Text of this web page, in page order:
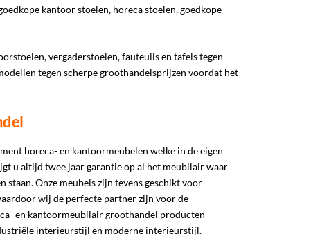
kantoor stoelen, horeca stoelen, goedkope
vergaderstoelen, fauteuils en tafels tegen
tegen scherpe groothandelsprijzen voordat het
horeca- en kantoormeubelen welke in de eigen
u altijd twee jaar garantie op al het meubilair waar
Onze meubels zijn tevens geschikt voor
wij de perfecte partner zijn voor de
en kantoormeubilair groothandel producten
interieurstijl en moderne interieurstijl.